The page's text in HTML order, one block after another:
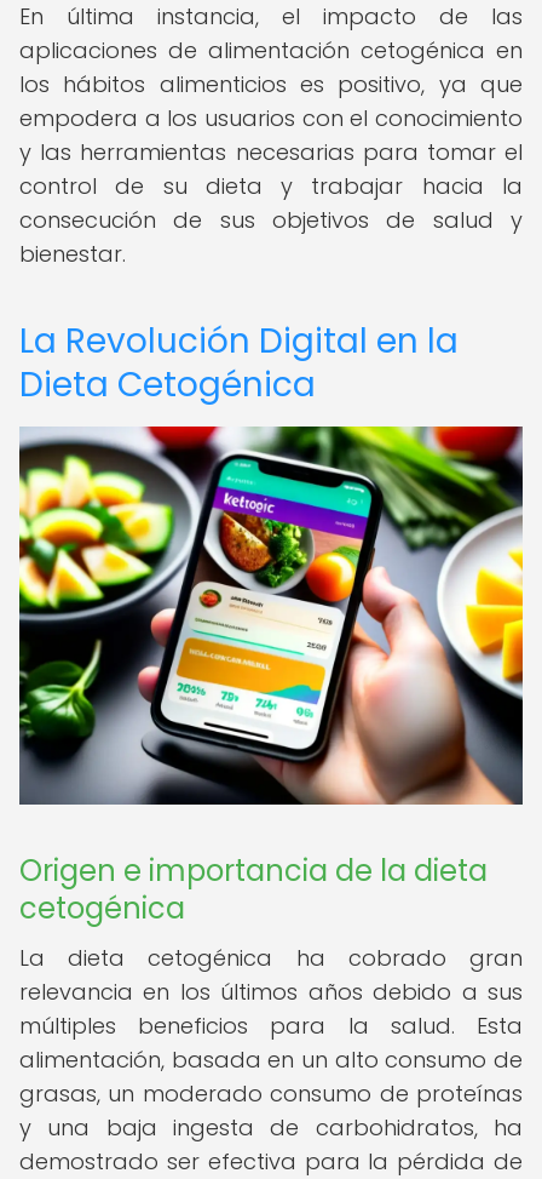
En última instancia, el impacto de las
aplicaciones de alimentación cetogénica en
los hábitos alimenticios es positivo, ya que
empodera a los usuarios con el conocimiento
y las herramientas necesarias para tomar el
control de su dieta y trabajar hacia la
consecución de sus objetivos de salud y
bienestar.
La Revolución Digital en la
Dieta Cetogénica
Origen e importancia de la dieta
cetogénica
La dieta cetogénica ha cobrado gran
relevancia en los últimos años debido a sus
múltiples beneficios para la salud. Esta
alimentación, basada en un alto consumo de
grasas, un moderado consumo de proteínas
y una baja ingesta de carbohidratos, ha
demostrado ser efectiva para la pérdida de